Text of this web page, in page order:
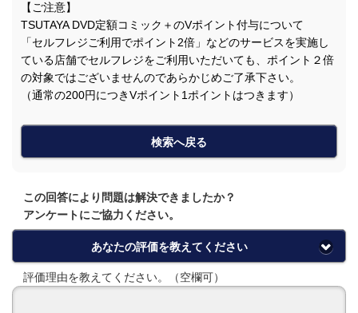
【ご注意】
TSUTAYA DVD定額コミック＋のVポイント付与について
「セルフレジご利用でポイント2倍」などのサービスを実施し
ている店舗でセルフレジをご利用いただいても、ポイント２倍
の対象ではございませんのであらかじめご了承下さい。
（通常の200円につきVポイント1ポイントはつきます）
検索へ戻る
この回答により問題は解決できましたか？
アンケートにご協力ください。
あなたの評価を教えてください
評価理由を教えてください。（空欄可）